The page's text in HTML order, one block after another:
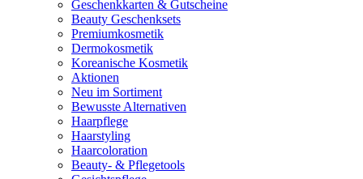
Geschenkkarten & Gutscheine
Beauty Geschenksets
Premiumkosmetik
Dermokosmetik
Koreanische Kosmetik
Aktionen
Neu im Sortiment
Bewusste Alternativen
Haarpflege
Haarstyling
Haarcoloration
Beauty- & Pflegetools